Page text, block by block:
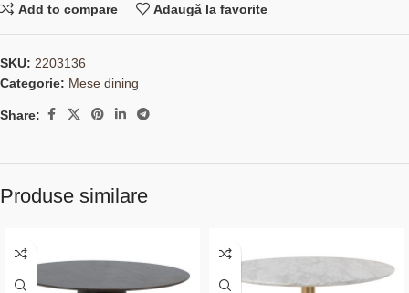
Add to compare Adaugă la favorite
SKU: 2203136
Categorie: Mese dining
Share:
Produse similare